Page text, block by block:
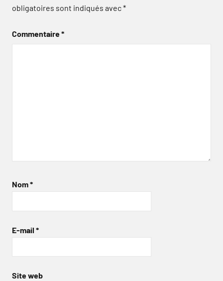
obligatoires sont indiqués avec*
Commentaire*
Nom*
E-mail *
Site web